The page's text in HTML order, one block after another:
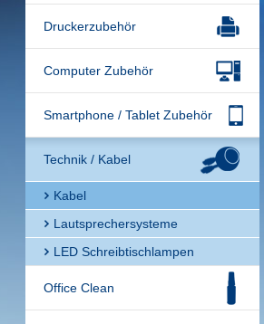
Druckerzubehör
Computer Zubehör
Smartphone / Tablet Zubehör
Technik / Kabel
Kabel
Lautsprechersysteme
LED Schreibtischlampen
Office Clean